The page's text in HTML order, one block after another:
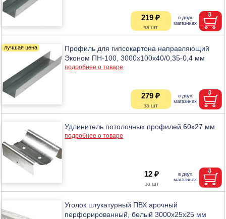
219 ₽
Профиль для гипсокартона направляющий
Эконом ПН-100, 3000х100х40/0,35-0,4 мм
подробнее о товаре
279 ₽
Удлинитель потолочных профилей 60х27 мм
подробнее о товаре
12 ₽
Уголок штукатурный ПВХ арочный
перфорированный, белый 3000x25x25 мм